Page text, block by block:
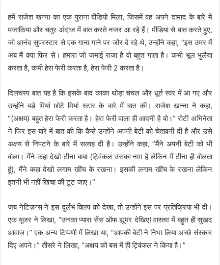
हमें राजेश खन्ना का एक पुराना वीडियो मिला, जिसमें वह अपने दामाद के बारे में
मजाकिया और चतुर अंदाज में बात करते नजर आ रहे हैं। मीडिया से बात करते हुए,
जो आनंद सुपरस्टार से एक गाना गाने पर जोर दे रहे थे, उन्होंने कहा, “इस उमर में
अब मैं क्या फिर से। हमारा जो जमाई राजा है वो बहुत गाता है। कभी भूल भुलैया
करता है, कभी हेरा फेरी करता है, हेरा फेरी 2 करता है।
दिलचस्प बात यह है कि इसके बाद काका थोड़ा चंचल और धूर्त स्वर में आ गए और
उन्होंने बड़े मियां छोटे मियां स्टार के बारे में बात की। राजेश खन्ना ने कहा,
“(अक्षय) बहुत हेरा फेरी करता है। हेरा फेरी वाला ही आदमी है वो।” रोटी अभिनेता
ने फिर इस बारे में बात की कि कैसे उन्होंने अपनी बेटी को चेतावनी दी है और उसे
अक्षय से निपटने के बारे में सलाह दी है। उन्होंने कहा, ”मैंने अपनी बेटी को भी
बोला। मैंने कहा देखो टीना बाबा (ट्विंकल उसका नाम है लेकिन मैं टीना ही बोलता
हूं), मैंने कहा देखो लगाम खींच के रखना। इसकी लगाम खींच के रखना लेकिन
इतनी भी नहीं खिंचा की टूट जाए।”
जब नेटिज़न्स ने इस दुर्लभ क्लिप को देखा, तो उन्होंने इस पर प्रतिक्रिया भी दी।
एक यूजर ने लिखा, “उनका प्यारा सेंस ऑफ ह्यूमर देखिए! वास्तव में बहुत ही सुखद
आवाज।” एक अन्य टिप्पणी में लिखा था, “आपकी बेटी ने निभा लिया अच्छे संस्कार
दिए अपने।” तीसरे ने लिखा, “अक्षय को बस में ही ट्विंकल ने किया है।”